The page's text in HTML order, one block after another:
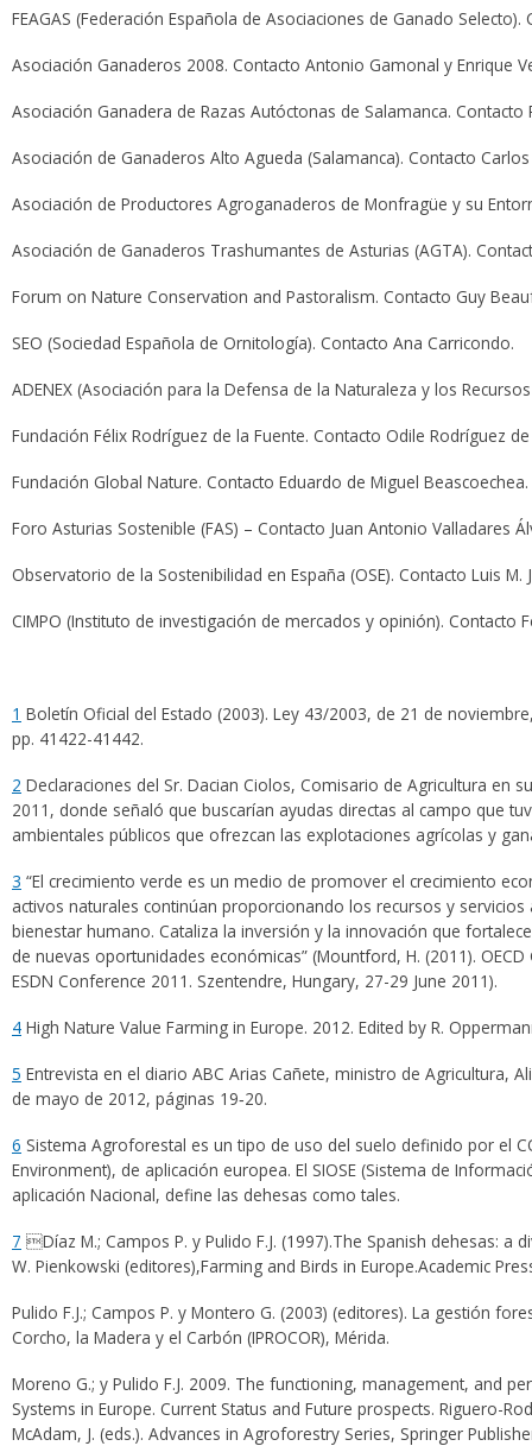
FEAGAS (Federación Española de Asociaciones de Ganado
Asociación Ganaderos 2008. Contacto Antonio Gamonal y Enrique
Asociación Ganadera de Razas Autóctonas de Salamanca. Contacto
Asociación de Ganaderos Alto Agueda (Salamanca). Contacto
Asociación de Productores Agroganaderos de Monfragüe y su
Asociación de Ganaderos Trashumantes de Asturias (AGTA).
Forum on Nature Conservation and Pastoralism. Contacto Guy
SEO (Sociedad Española de Ornitología). Contacto Ana Carricondo.
ADENEX (Asociación para la Defensa de la Naturaleza y los
Fundación Félix Rodríguez de la Fuente. Contacto Odile Rodríguez
Fundación Global Nature. Contacto Eduardo de Miguel Beascoechea.
Foro Asturias Sostenible (FAS) – Contacto Juan Antonio Valladares
Observatorio de la Sostenibilidad en España (OSE). Contacto Luis M.
CIMPO (Instituto de investigación de mercados y opinión). Contacto
1 Boletín Oficial del Estado (2003). Ley 43/2003, de 21 de
pp. 41422-41442.
2 Declaraciones del Sr. Dacian Ciolos, Comisario de Agricultura en
2011, donde señaló que buscarían ayudas directas al campo que
ambientales públicos que ofrezcan las explotaciones agrícolas y
3 “El crecimiento verde es un medio de promover el crecimiento
activos naturales continúan proporcionando los recursos y
bienestar humano. Cataliza la inversión y la innovación que
de nuevas oportunidades económicas” (Mountford, H. (2011).
ESDN Conference 2011. Szentendre, Hungary, 27-29 June 2011).
4 High Nature Value Farming in Europe. 2012. Edited by R.
5 Entrevista en el diario ABC Arias Cañete, ministro de Agricultura,
de mayo de 2012, páginas 19‐20.
6 Sistema Agroforestal es un tipo de uso del suelo definido por el
Environment), de aplicación europea. El SIOSE (Sistema de
aplicación Nacional, define las dehesas como tales.
7 Díaz M.; Campos P. y Pulido F.J. (1997).The Spanish dehesas: a
W. Pienkowski (editores),Farming and Birds in Europe.Academic
Pulido F.J.; Campos P. y Montero G. (2003) (editores). La gestión
Corcho, la Madera y el Carbón (IPROCOR), Mérida.
Moreno G.; y Pulido F.J. 2009. The functioning, management, and
Systems in Europe. Current Status and Future prospects. Riguero-
McAdam, J. (eds.). Advances in Agroforestry Series, Springer